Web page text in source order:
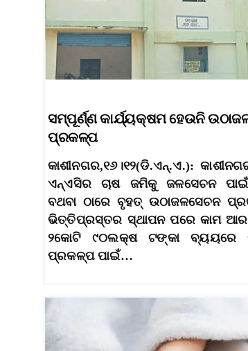
ସମ୍ପୂର୍ଣ୍ଣ କାର୍ଯ୍ୟକ୍ଷମ ହେଉନି
ପ୍ରକଳ୍ପ
କାଶୀନଗର,୧୬।୧୨(ଡି.ଏନ୍‌.ଏ.):
ଏନ୍‌ଏସିର ଚାଷ ଜମିକୁ ଜଳସେଚନ ପାଇଁ
ବଥବା ଠାରେ ବୃହତ୍‌ ଉଠାଜଳସେଚନ
ଭିତ୍ତିପ୍ରସ୍ତର ସ୍ଥାପନ ପରେ କାମ
୨କୋଟି ୯୦ଲକ୍ଷ ଟଙ୍କା ବ୍ୟୟରେ
ପ୍ରକଳ୍ପ ପାଇଁ…